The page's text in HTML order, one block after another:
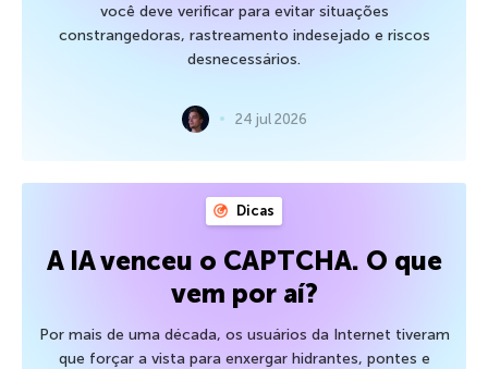
você deve verificar para evitar situações
constrangedoras, rastreamento indesejado e riscos
desnecessários.
24 jul 2026
Dicas
A IA venceu o CAPTCHA. O que
vem por aí?
Por mais de uma década, os usuários da Internet tiveram
que forçar a vista para enxergar hidrantes, pontes e